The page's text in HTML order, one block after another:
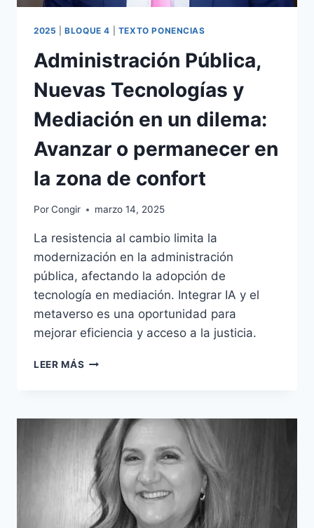
2025 |BLOQUE 4 TEXTO PONENCIAS
Administración Pública,
Nuevas Tecnologías y
Mediación en un dilema:
Avanzar o permanecer en
la zona de confort
PorCongir marzo 14, 2025
La resistencia al cambio limita la
modernización en la administración
pública, afectando la adopción de
tecnología en mediación. Integrar IA y el
metaverso es una oportunidad para
mejorar eficiencia y acceso a la justicia.
LEER MÁS